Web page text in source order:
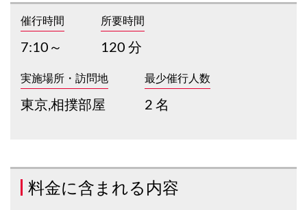
催行時間
7:10～
所要時間
120 分
実施場所・訪問地
東京,相撲部屋
最少催行人数
2 名
料金に含まれる内容